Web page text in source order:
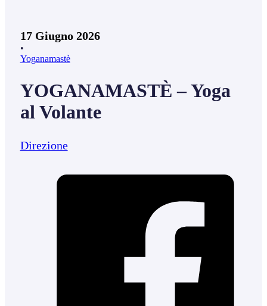
17 Giugno 2026
•
Yoganamastè
YOGANAMASTÈ – Yoga
al Volante
Direzione